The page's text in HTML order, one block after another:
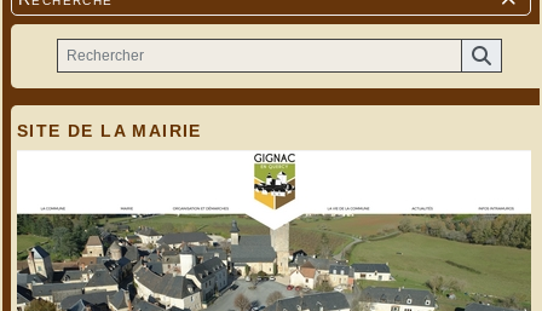
SITE DE LA MAIRIE